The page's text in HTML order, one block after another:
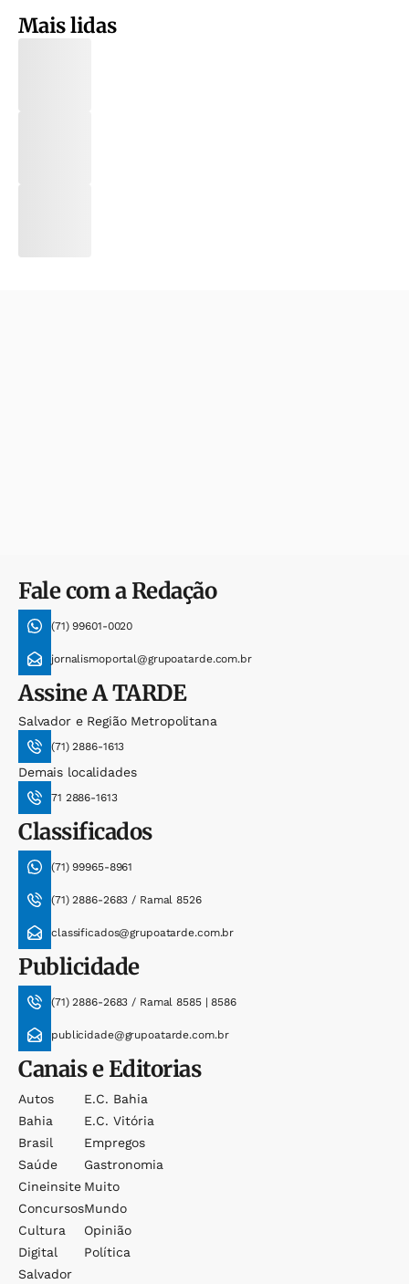
Mais lidas
Fale com a Redação
(71) 99601-0020
jornalismoportal@grupoatarde.com.br
AssineA TARDE
Salvador e Região Metropolitana
(71) 2886-1613
Demais localidades
71 2886-1613
Classificados
(71) 99965-8961
(71) 2886-2683 / Ramal 8526
classificados@grupoatarde.com.br
Publicidade
(71) 2886-2683 / Ramal 8585 | 8586
publicidade@grupoatarde.com.br
Canais e Editorias
Autos
Bahia
Brasil
Saúde
Cineinsite
Concursos
Cultura
Digital
Salvador
E.c. Bahia
E.c. Vitória
Empregos
Gastronomia
Muito
Mundo
Opinião
Política